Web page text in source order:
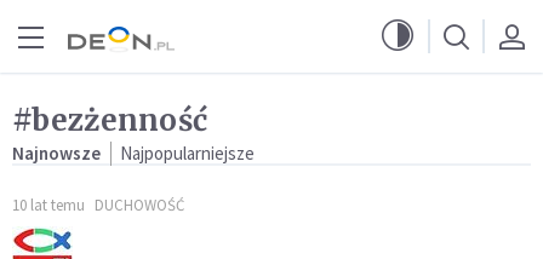
#bezżenność
Najnowsze Najpopularniejsze
10 lat temu DUCHOWOŚĆ